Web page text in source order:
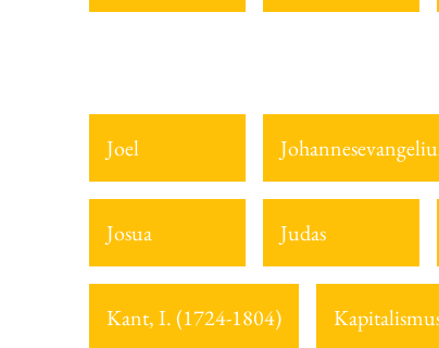
Joel
Josua Judas
Kant, I. (1724-1804)